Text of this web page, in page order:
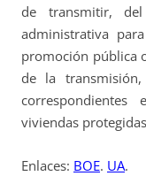
de transmitir,
administrativa
promoción pública
de la
viviendas
Enlaces: BOE. UA.